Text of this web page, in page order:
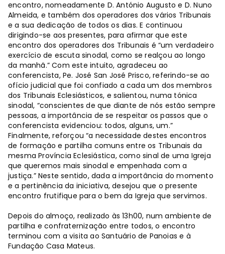
encontro, nomeadamente D. António Augusto e D. Nuno
Almeida, e também dos operadores dos vários Tribunais
e a sua dedicação de todos os dias. E continuou
dirigindo-se aos presentes, para afirmar que este
encontro dos operadores dos Tribunais é “um verdadeiro
exercício de escuta sinodal, como se realçou ao longo
da manhã.” Com este intuito, agradeceu ao
conferencista, Pe. José San José Prisco, referindo-se ao
ofício judicial que foi confiado a cada um dos membros
dos Tribunais Eclesiásticos, e salientou, numa tónica
sinodal, “conscientes de que diante de nós estão sempre
pessoas, a importância de se respeitar os passos que o
conferencista evidenciou: todos, alguns, um.”
Finalmente, reforçou “a necessidade destes encontros
de formação e partilha comuns entre os Tribunais da
mesma Província Eclesiástica, como sinal de uma Igreja
que queremos mais sinodal e empenhada com a
justiça.” Neste sentido, dada a importância do momento
e a pertinência da iniciativa, desejou que o presente
encontro frutifique para o bem da Igreja que servimos.
Depois do almoço, realizado às 13h00, num ambiente de
partilha e confraternização entre todos, o encontro
terminou com a visita ao Santuário de Panoias e à
Fundação Casa Mateus.